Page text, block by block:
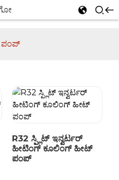
ಪಂಪ್
R32 ಸ್ಪ್ಲಿಟ್ ಇನ್ವರ್ಟರ್
ಹೀಟಿಂಗ್ ಕೂಲಿಂಗ್ ಹೀಟ್
ಪಂಪ್